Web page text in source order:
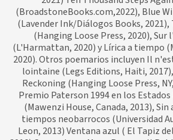
(BroadstoneBooks.com,2022), Blue
(Lavender Ink/Diálogos Books,
(Hanging Loose Press, 2020),
(L'Harmattan, 2020) y Lírica a tiempo
2020). Otros poemarios incluyen Il
lointaine (Legs Editions, Haiti,
Reckoning (Hanging Loose Press,
Premio Paterson 1994 en los
(Mawenzi House, Canada, 2013),
tiempos neobarrocos (Universidad
Leon, 2013) Ventana azul ( El Tapiz